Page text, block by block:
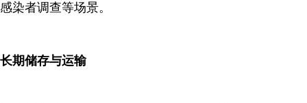
感染者调查等场景。
长期储存与运输